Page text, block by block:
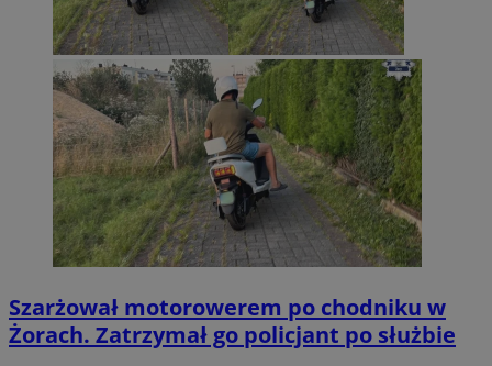
Szarżował motorowerem po chodniku w
Żorach. Zatrzymał go policjant po służbie